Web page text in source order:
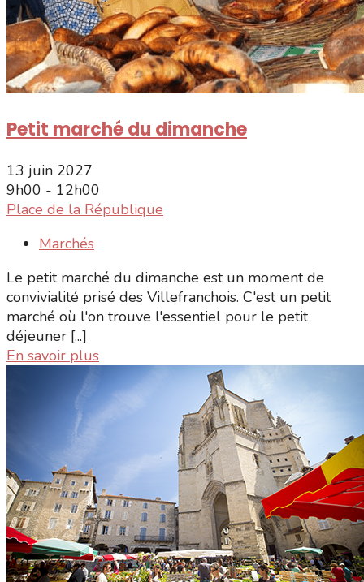
Petit marché du dimanche
13 juin 2027
9h00 - 12h00
Place de la République
Marchés
Le petit marché du dimanche est un moment de
convivialité prisé des Villefranchois. C'est un petit
marché où l'on trouve l'essentiel pour le petit
déjeuner [...]
En savoir plus